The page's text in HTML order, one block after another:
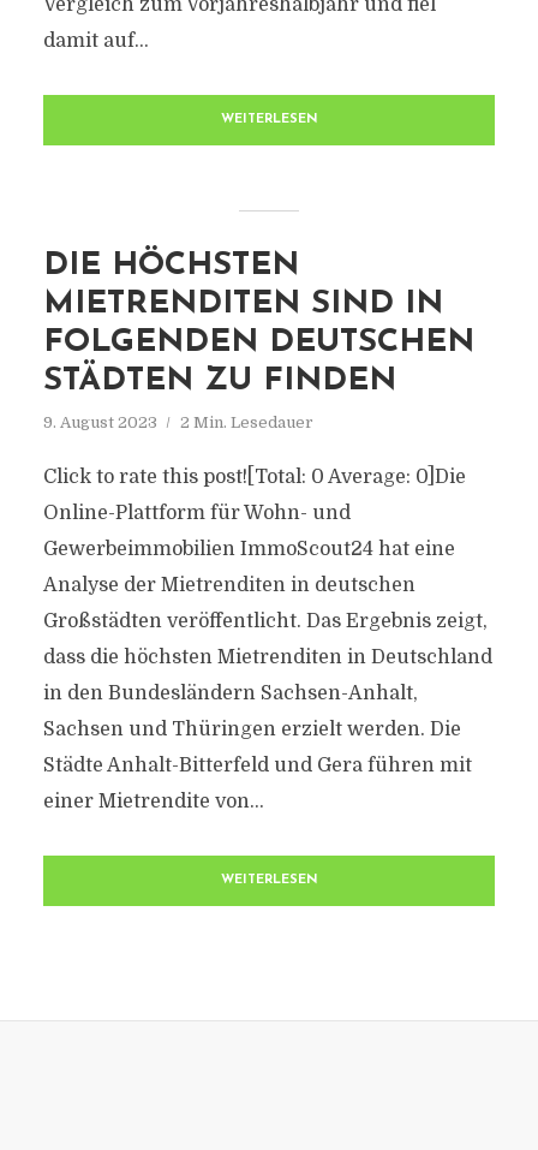
Vergleich zum Vorjahreshalbjahr und fiel
damit auf...
WEITERLESEN
DIE HÖCHSTEN
MIETRENDITEN SIND IN
FOLGENDEN DEUTSCHEN
STÄDTEN ZU FINDEN
9. August 2023 2 Min. Lesedauer
Click to rate this post![Total: 0 Average: 0]Die
Online-Plattform für Wohn- und
Gewerbeimmobilien ImmoScout24 hat eine
Analyse der Mietrenditen in deutschen
Großstädten veröffentlicht. Das Ergebnis zeigt,
dass die höchsten Mietrenditen in Deutschland
in den Bundesländern Sachsen-Anhalt,
Sachsen und Thüringen erzielt werden. Die
Städte Anhalt-Bitterfeld und Gera führen mit
einer Mietrendite von...
WEITERLESEN